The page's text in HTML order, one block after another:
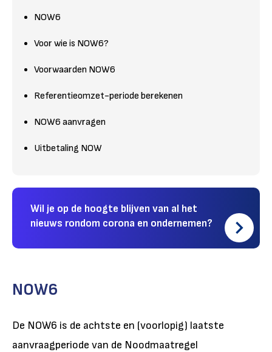
NOW6
Voor wie is NOW6?
Voorwaarden NOW6
Referentieomzet-periode berekenen
NOW6 aanvragen
Uitbetaling NOW
Wil je op de hoogte blijven van al het
nieuws rondom corona en ondernemen?
NOW6
De NOW6 is de achtste en (voorlopig) laatste
aanvraagperiode van de Noodmaatregel